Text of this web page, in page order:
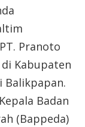
Pranoto
Kabupaten
Balikpapan.
Badan
(Bappeda)